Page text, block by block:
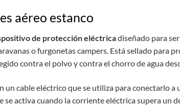
aéreo estanco
de protección eléctricadiseñado para
o furgonetas campers. Está sellado para
contra el polvo y contra el chorro de agua
cable eléctrico que se utiliza para conectarlo a
activa cuando la corriente eléctrica supera un